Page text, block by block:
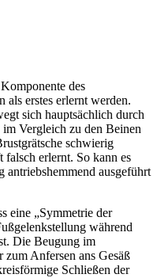
des
als erstes erlernt werden.
sich hauptsächlich durch
Vergleich zu den Beinen
schwierig
erlernt. So kann es
antriebshemmend ausgeführt
eine „Symmetrie der
während
Die Beugung im
zum Anfersen ans Gesäß
Schließen der